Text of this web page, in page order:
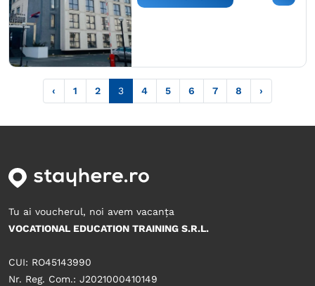
‹ 1 2 3 4 5 6 7 8 ›
Tu ai voucherul, noi avem vacanța
VOCATIONAL EDUCATION TRAINING S.R.L.
CUI: RO45143990
Nr. Reg. Com.: J2021000410149